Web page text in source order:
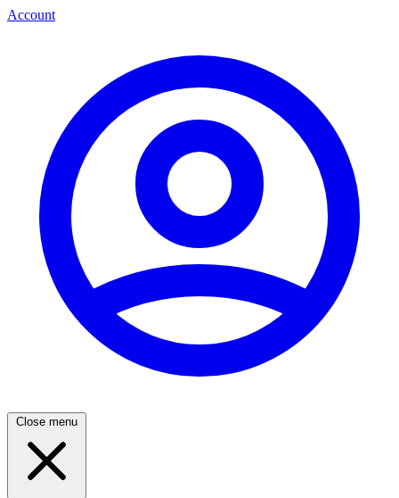
Account
Close menu